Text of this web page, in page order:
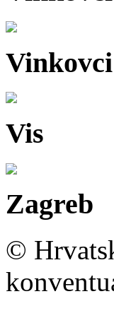
Vinkovci
Vis
Zagreb
©